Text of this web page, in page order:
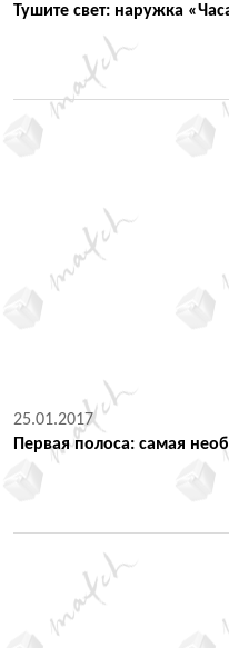
Тушите свет: наружка
25.01.2017
Первая полоса: самая